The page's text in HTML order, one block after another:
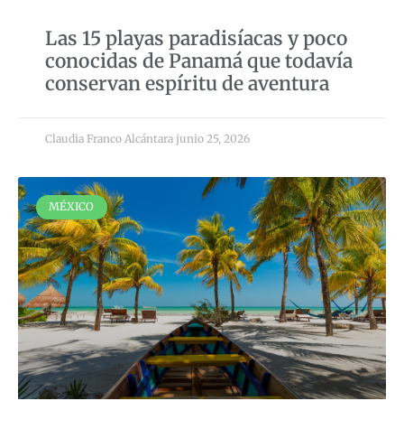
Las 15 playas paradisíacas y poco
conocidas de Panamá que todavía
conservan espíritu de aventura
Claudia Franco Alcántara junio 25, 2026
MÉXICO